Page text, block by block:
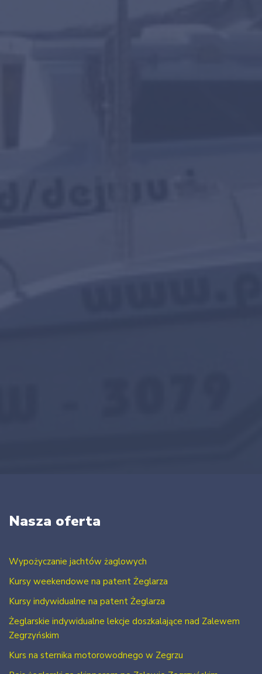
Nasza oferta
Wypożyczanie jachtów żaglowych
Kursy weekendowe na patent Żeglarza
Kursy indywidualne na patent Żeglarza
Żeglarskie indywidualne lekcje doszkalające nad Zalewem
Zegrzyńskim
Kurs na sternika motorowodnego w Zegrzu